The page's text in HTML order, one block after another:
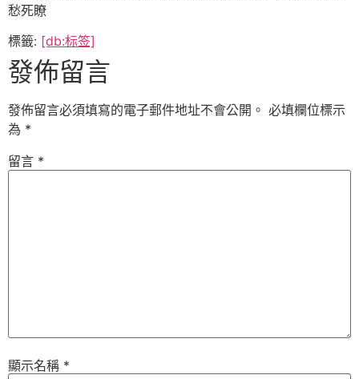
愁死瞭
標籤: [db:标签]
發佈留言
發佈留言必須填寫的電子郵件地址不會公開。 必填欄位標示
為 *
留言 *
顯示名稱 *